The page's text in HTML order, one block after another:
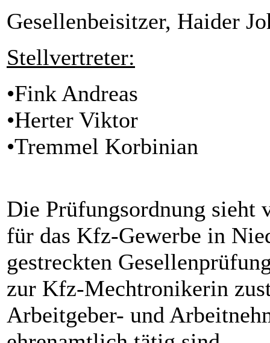
Gesellenbeisitzer, Haider
Stellvertreter:
•Fink Andreas
•Herter Viktor
•Tremmel Korbinian
Die Prüfungsordnung sieht
für das Kfz-Gewerbe in
gestreckten
zur Kfz-Mechtronikerin
Arbeitgeber- und